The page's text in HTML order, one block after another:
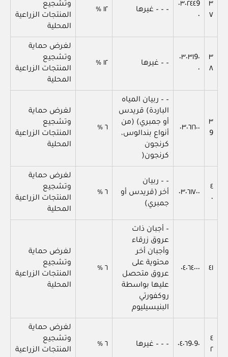
٣
٧
٠٣٠٢٤٤9
٠
– – – غيرها ١٢ %
وتشجيع
المنتجات الزراعية
المحلية
٣
٨
٠٣٠٣١9٠
٠
– – غيرها ١٢ %
لغرض حماية
وتشجيع
المنتجات الزراعية
المحلية
٣
9
٠٣٠٦١٦٠٠
– – ربيان المياه
الباردة) قريدس
أو جمبري) (من
أنواع بندالوس،
كرنجون
كرنجون(
٦ %
لغرض حماية
وتشجيع
المنتجات الزراعية
المحلية
٤
٠
٠٣٠٦١٧٠٠
– – ربيان
أخر (قريدس أو
جمبري)
٦ %
لغرض حماية
وتشجيع
المنتجات الزراعية
المحلية
٤١ ٠٤٠٦٤٠٠٠
– أجبان ذات
عروق زرقاء
وأجبان أخر
محتوية على
عروق متحصل
عليها بواسطة
روكفورتي
البنيسيليوم
٦ %
لغرض حماية
وتشجيع
المنتجات الزراعية
المحلية
٤
٢
٠٤٠٦9٠9٠ – – – غيرها ٦ %
لغرض حماية
وتشجيع
المنتجات الزراعية